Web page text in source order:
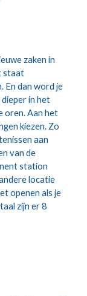
zaken in
staat
En dan word je
in het
oren. Aan het
kiezen. Zo
aan
van de
station
locatie
openen als je
zijn er 8